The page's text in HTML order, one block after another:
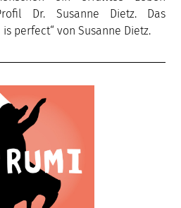
Dr. Susanne Dietz. Das
perfect“ von Susanne Dietz.